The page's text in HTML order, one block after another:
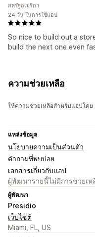
So nice to build out a
build the next one even
สหรัฐอเมริกา
24 วัน ในการใช้แอป
ความช่วยเหลือ
ให้ความช่วยเหลือสำหรับแอปโดย
แหล่งข้อมูล
นโยบายความเป็นส่วนตัว
คำถามที่พบบ่อย
เอกสารเกี่ยวกับแอป
ผู้พัฒนารายนี้ไม่มีการช่วยเห
ผู้พัฒนา
Presidio
เว็บไซต์
Miami, FL, US